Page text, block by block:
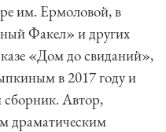
им. Ермоловой, в
Факел» и других
«Дом до свиданий»,
в 2017 году и
Автор,
драматическим